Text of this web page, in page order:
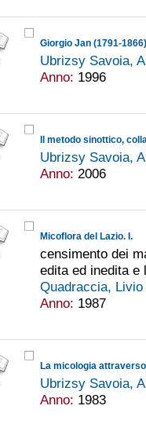
Giorgio Jan (1791-1866)
Ubrizsy Savoia,
Anno: 1996
Ubrizsy Savoia,
Anno: 2006
Micoflora del Lazio. I.
censimento dei
edita ed inedita e
Quadraccia, Livio
Anno: 1987
La micologia
Ubrizsy Savoia,
Anno: 1983